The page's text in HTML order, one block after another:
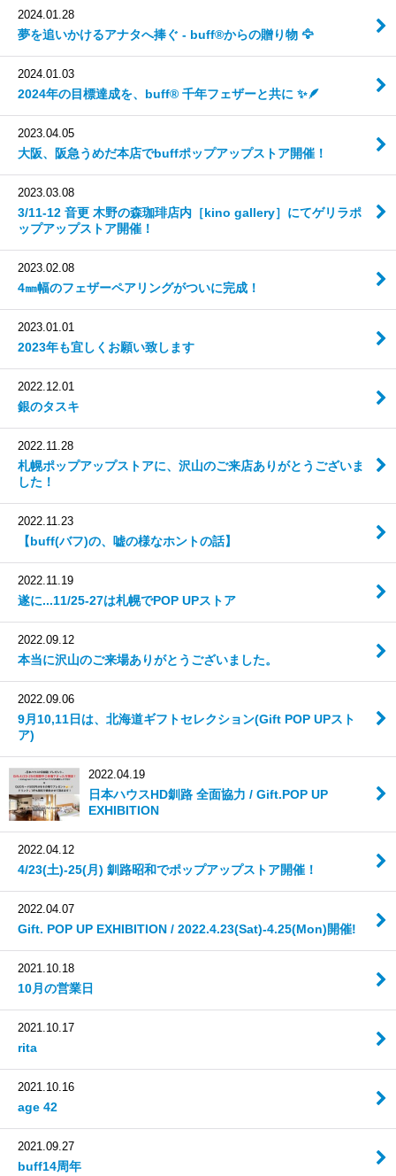
2024.01.28
夢を追いかけるアナタへ捧ぐ - buff®からの贈り物 🦅
2024.01.03
2024年の目標達成を、buff® 千年フェザーと共に ✨🪶
2023.04.05
大阪、阪急うめだ本店でbuffポップアップストア開催！
2023.03.08
3/11-12 音更 木野の森珈琲店内［kino gallery］にてゲリラポ
ップアップストア開催！
2023.02.08
4㎜幅のフェザーペアリングがついに完成！
2023.01.01
2023年も宜しくお願い致します
2022.12.01
銀のタスキ
2022.11.28
札幌ポップアップストアに、沢山のご来店ありがとうございま
した！
2022.11.23
【buff(バフ)の、嘘の様なホントの話】
2022.11.19
遂に...11/25-27は札幌でPOP UPストア
2022.09.12
本当に沢山のご来場ありがとうございました。
2022.09.06
9月10,11日は、北海道ギフトセレクション(Gift POP UPスト
ア)
2022.04.19
日本ハウスHD釧路 全面協力 / Gift.POP UP
EXHIBITION
2022.04.12
4/23(土)-25(月) 釧路昭和でポップアップストア開催！
2022.04.07
Gift. POP UP EXHIBITION / 2022.4.23(Sat)-4.25(Mon)開催!
2021.10.18
10月の営業日
2021.10.17
rita
2021.10.16
age 42
2021.09.27
buff14周年